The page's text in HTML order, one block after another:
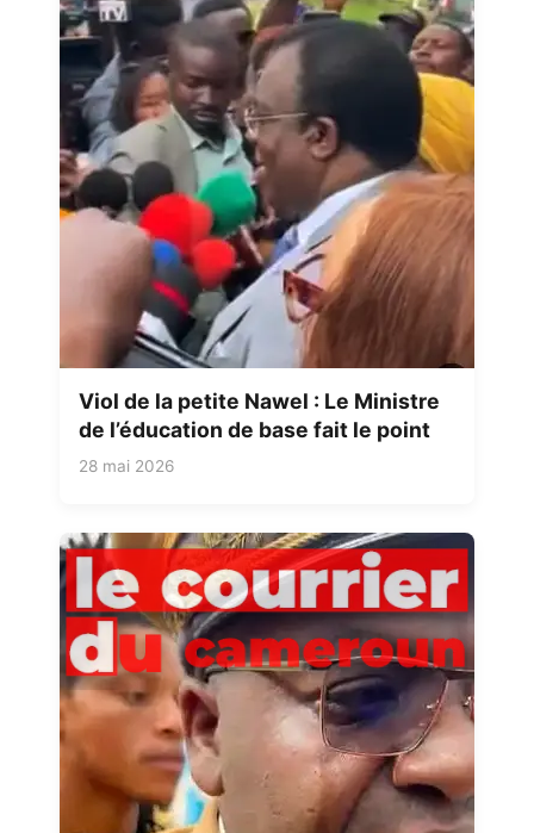
Viol de la petite Nawel : Le Ministre
de l’éducation de base fait le point
28 mai 2026